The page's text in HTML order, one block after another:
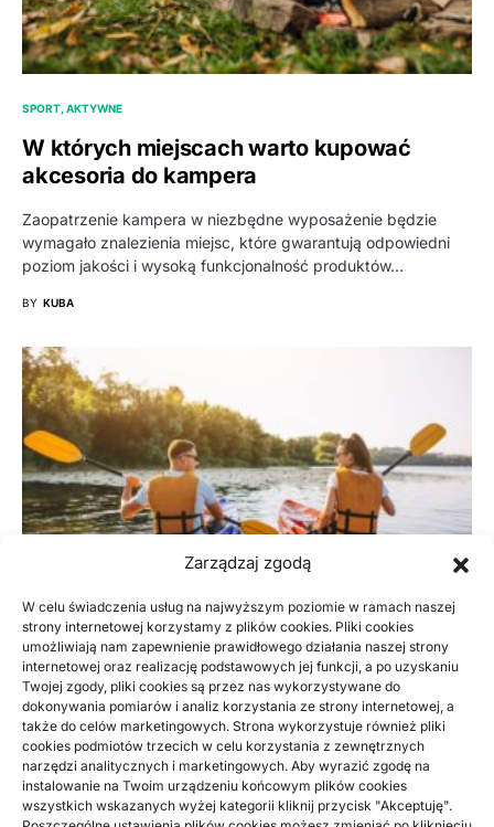
Zarządzaj zgodą
W celu świadczenia usług na najwyższym poziomie w ramach naszej
strony internetowej korzystamy z plików cookies. Pliki cookies
umożliwiają nam zapewnienie prawidłowego działania naszej strony
internetowej oraz realizację podstawowych jej funkcji, a po uzyskaniu
Twojej zgody, pliki cookies są przez nas wykorzystywane do
dokonywania pomiarów i analiz korzystania ze strony internetowej, a
także do celów marketingowych. Strona wykorzystuje również pliki
cookies podmiotów trzecich w celu korzystania z zewnętrznych
narzędzi analitycznych i marketingowych. Aby wyrazić zgodę na
instalowanie na Twoim urządzeniu końcowym plików cookies
wszystkich wskazanych wyżej kategorii kliknij przycisk "Akceptuję".
SPORT, AKTYWNE
W których miejscach warto kupować
akcesoria do kampera
Zaopatrzenie kampera w niezbędne wyposażenie będzie
wymagało znalezienia miejsc, które gwarantują odpowiedni
poziom jakości i wysoką funkcjonalność produktów…
BY KUBA
SPORT, AKTYWNE
Jak się można przygotować do
kajakowego spływu
Wypoczywać nad wodą da się w bardzo różny sposób. Wiele
osób bardzo lubi plażowanie i kąpiele, lecz sporo…